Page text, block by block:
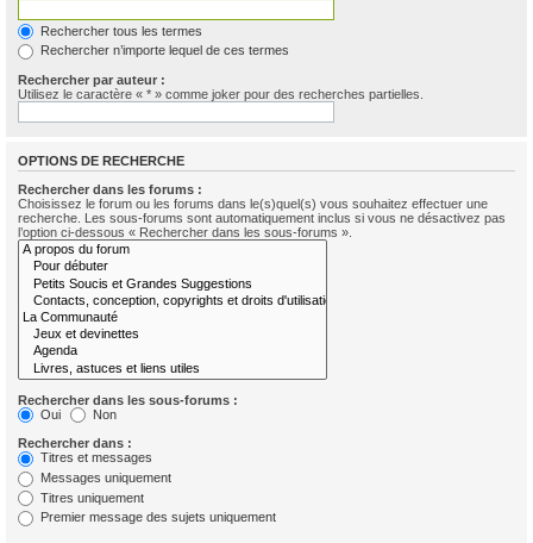
Rechercher tous les termes
Rechercher n’importe lequel de ces termes
Rechercher par auteur :
Utilisez le caractère « * » comme joker pour des recherches partielles.
OPTIONS DE RECHERCHE
Rechercher dans les forums :
Choisissez le forum ou les forums dans le(s)quel(s) vous souhaitez effectuer une
recherche. Les sous-forums sont automatiquement inclus si vous ne désactivez pas
l’option ci-dessous « Rechercher dans les sous-forums ».
Rechercher dans les sous-forums :
Oui
Non
Rechercher dans :
Titres et messages
Messages uniquement
Titres uniquement
Premier message des sujets uniquement